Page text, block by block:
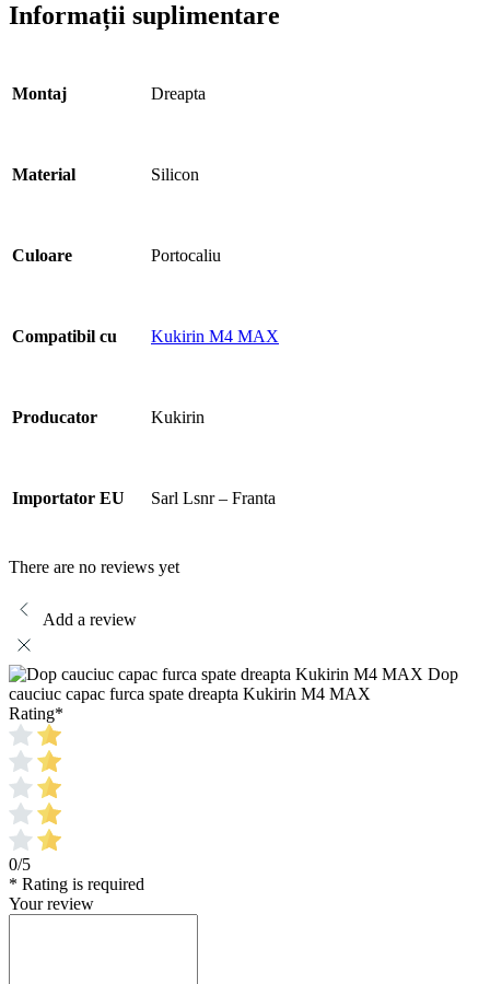
Informații suplimentare
Montaj Dreapta
Material Silicon
Culoare Portocaliu
Compatibil cu Kukirin M4 MAX
Producator Kukirin
Importator EU Sarl Lsnr – Franta
There are no reviews yet
Add a review
Dop
cauciuc capac furca spate dreapta Kukirin M4 MAX
Rating*
0/5
* Rating is required
Your review